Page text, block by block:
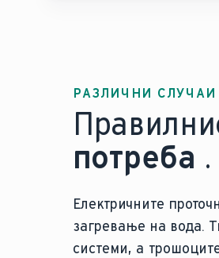
РАЗЛИЧНИ СЛУЧАИ
потреба .
Електричните
загревање на вода.
системи, а